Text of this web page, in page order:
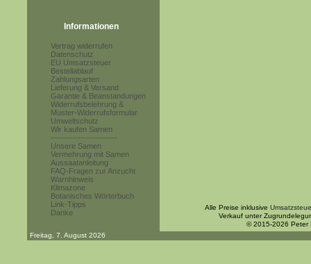
Informationen
Vertrag widerrufen
Datenschutz
EU Umsatzsteuer
Bestellablauf
Zahlungsarten
Lieferung & Versand
Garantie & Beanstandungen
Widerrufsbelehrung &
Muster-Widerrufsformular
Umweltschutz
Wir kaufen Samen
------------------------
Unsere Samen
Vermehrung mit Samen
Aussaatanleitung
FAQ-Fragen zur Anzucht
Warnhinweis
Klimazone
Botanisches Wörterbuch
Link-Tipps
Danke
Alle Preise inklusive
Verkauf unter
© 2015-2026 Peter
Freitag, 7. August 2026